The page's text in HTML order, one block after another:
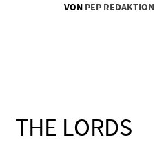
VON PEP REDAKTION
THE LORDS